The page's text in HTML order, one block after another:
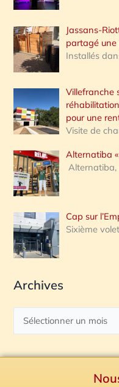
Jassans-
partagé une
Installés
Villefranche
pour une
Visite de
Alternatiba
Alternatiba,
Cap sur
Sixième
Archives